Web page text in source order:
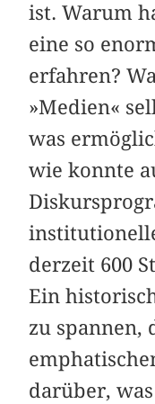
ist. Warum
eine so
erfahren?
»Medien«
was
wie konnte
derzeit 600
Ein
zu spannen,
darüber,